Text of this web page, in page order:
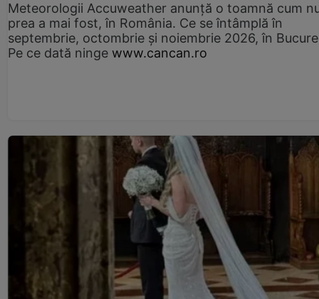
Meteorologii Accuweather anunță o toamnă cum
prea a mai fost, în România. Ce se întâmplă în
septembrie, octombrie și noiembrie 2026, în
Pe ce dată ninge www.cancan.ro